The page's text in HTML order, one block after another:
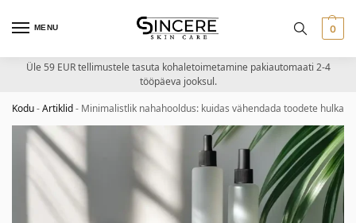
MENU 0
Üle 59 EUR tellimustele tasuta kohaletoimetamine pakiautomaati 2-4
tööpäeva jooksul.
Kodu-Artiklid- Minimalistlik nahahooldus: kuidas vähendada toodete hulka?